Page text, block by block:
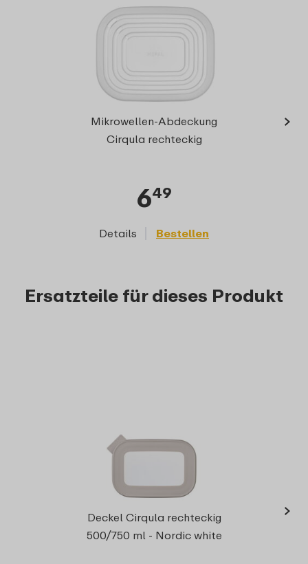
Mikrowellen-Abdeckung
Cirqula rechteckig
649
Details Bestellen
›
Ersatzteile für dieses Produkt
Deckel Cirqula rechteckig
500/750 ml - Nordic white
›